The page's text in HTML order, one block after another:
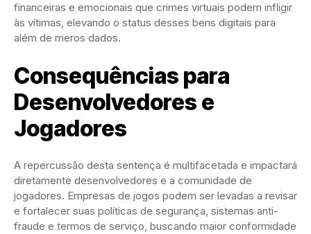
financeiras e emocionais que crimes virtuais podem infligir
às vítimas, elevando o status desses bens digitais para
além de meros dados.
Consequências para
Desenvolvedores e
Jogadores
A repercussão desta sentença é multifacetada e impactará
diretamente desenvolvedores e a comunidade de
jogadores. Empresas de jogos podem ser levadas a revisar
e fortalecer suas políticas de segurança, sistemas anti-
fraude e termos de serviço, buscando maior conformidade